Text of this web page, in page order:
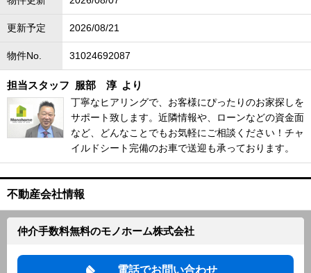
更新予定 2026/08/21
物件No. 31024692087
担当スタッフ 服部 淳 より
丁寧なヒアリングで、お客様にぴったりのお家探しを
サポート致します。近隣情報や、ローンなどの資金面
など、どんなことでもお気軽にご相談ください！チャ
イルドシート完備のお車で送迎も承っております。
不動産会社情報
仲介手数料無料のモノホーム株式会社
電話でお問い合わせ